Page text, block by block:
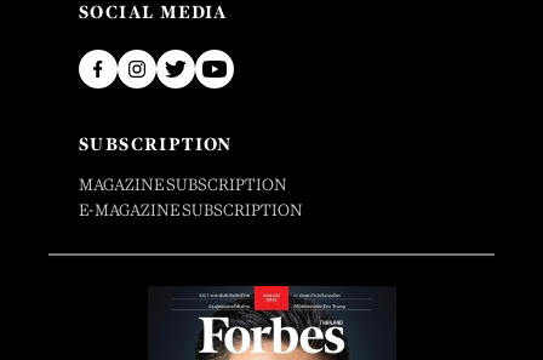
SOCIAL MEDIA
SUBSCRIPTION
MAGAZINE SUBSCRIPTION
E-MAGAZINE SUBSCRIPTION